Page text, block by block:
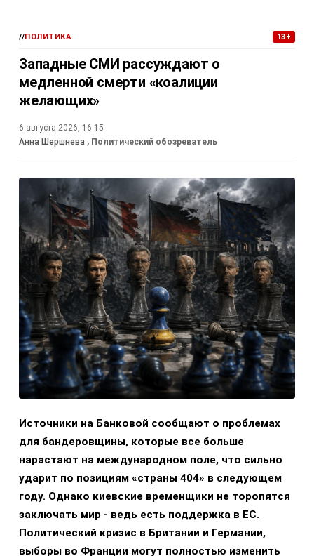
//ПОЛИТИКА 13+
Западные СМИ рассуждают о
медленной смерти «коалиции
желающих»
6 августа 2026, 16:15
Анна Шершнева , Политический обозреватель
Источники на Банковой сообщают о проблемах
для бандеровщины, которые все больше
нарастают на международном поле, что сильно
ударит по позициям «страны 404» в следующем
году. Однако киевские временщики не торопятся
заключать мир - ведь есть поддержка в ЕС.
Политический кризис в Британии и Германии,
выборы во Франции могут полностью изменить